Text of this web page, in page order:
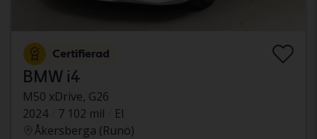
Certifierad
BMW i4
M50 xDrive, G26
2024
7 102 mil
El
Åkersberga (Runö)